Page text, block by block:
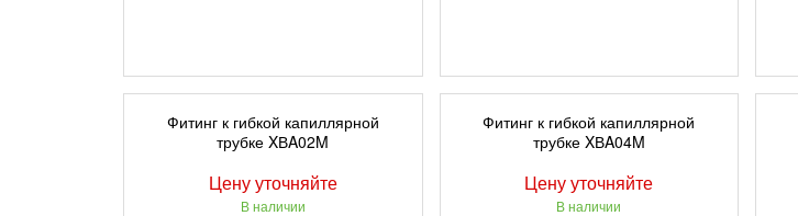
ПОДРОБНЕЕ ПОДРОБНЕЕ
Фитинг к гибкой капиллярной
трубке XВA02M
Цену уточняйте
В наличии
Фитинг к гибкой капиллярной
трубке XВA04M
Цену уточняйте
В наличии